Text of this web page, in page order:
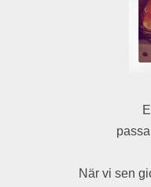
När vi sen